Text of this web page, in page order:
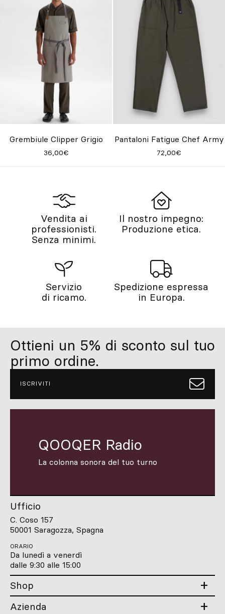
Grembiule Clipper Grigio
36,00€
Pantaloni Fatigue Chef Army
72,00€
Vendita ai
professionisti.
Senza minimi.
Il nostro impegno:
Produzione etica.
Servizio
di ricamo.
Spedizione espressa
in Europa.
Ottieni un 5% di sconto sul tuo
primo ordine.
ISCRIVITI
QOOQER Radio
La colonna sonora del tuo turno
Ufficio
C. Coso 157
50001 Saragozza, Spagna
ORARIO
Da lunedì a venerdì
dalle 9:30 alle 15:00
Shop
Azienda